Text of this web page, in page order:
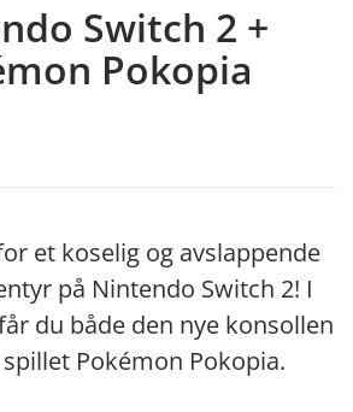
Switch 2 +
Pokopia
et koselig og avslappende
på Nintendo Switch 2! I
du både den nye konsollen
Pokémon Pokopia.